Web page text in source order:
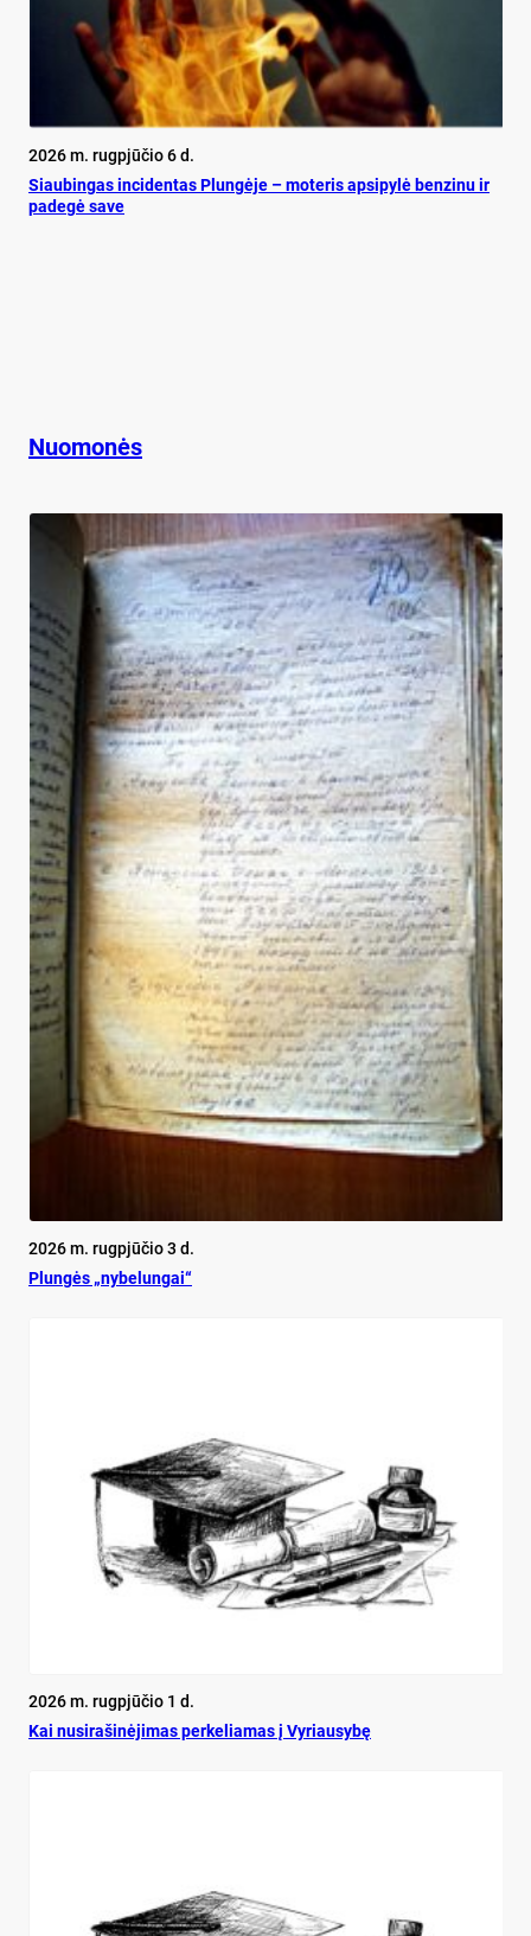
2026 m. rugpjūčio 6 d.
Siau­bin­gas in­ci­den­tas Plun­gė­je – mo­te­ris ap­si­py­lė ben­zi­nu ir
pa­de­gė sa­ve
Nuomonės
2026 m. rugpjūčio 3 d.
Plun­gės „ny­be­lun­gai“
2026 m. rugpjūčio 1 d.
Kai nu­si­ra­ši­nė­ji­mas per­ke­lia­mas į Vy­riau­sy­bę